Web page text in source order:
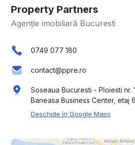
Property Partners
Agenție imobiliară Bucuresti
0749 077 180
contact@ppre.ro
Soseaua Bucuresti - Ploiesti nr.
Baneasa Business Center, etaj
Deschide în Google Maps